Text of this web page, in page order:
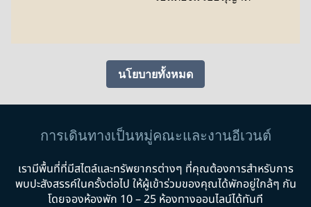
นโยบายทั้งหมด
การเดินทางเป็นหมู่คณะและงานอีเวนต์
เรามีพื้นที่ที่มีสไตล์และทรัพยากรต่างๆ ที่คุณต้องการสําหรับการ
พบปะสังสรรค์ในครั้งต่อไป ให้ผู้เข้าร่วมของคุณได้พักอยู่ใกล้ๆ กัน
โดยจองห้องพัก 10 – 25 ห้องทางออนไลน์ได้ทันที